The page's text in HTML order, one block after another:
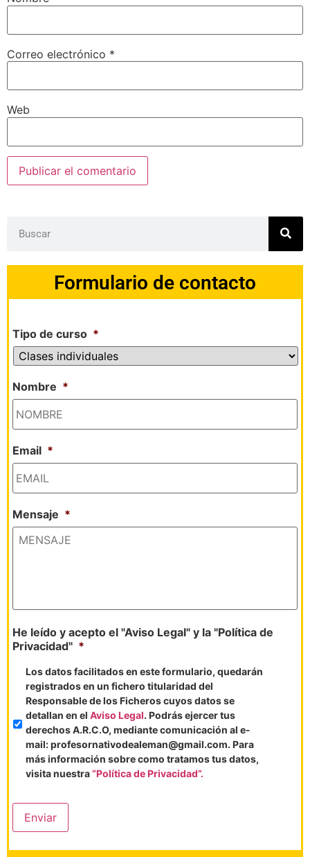
Correo electrónico *
Web
Formulario de contacto
Tipo de curso *
Nombre *
Email *
Mensaje *
He leído y acepto el "Aviso Legal" y la "Política de
Privacidad" *
Los datos facilitados en este formulario, quedarán
registrados en un fichero titularidad del
Responsable de los Ficheros cuyos datos se
detallan en el Aviso Legal. Podrás ejercer tus
derechos A.R.C.O, mediante comunicación al e-
mail: profesornativodealeman@gmail.com. Para
más información sobre como tratamos tus datos,
visita nuestra“Política de Privacidad”.
Enviar